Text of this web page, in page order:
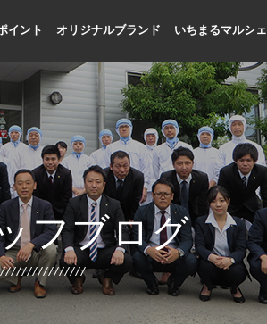
イント
質向上
理
提案
オリジナルブランド いちまるマルシェ
フブログ